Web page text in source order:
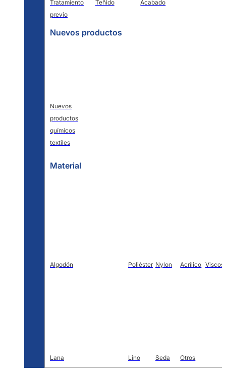
Tratamiento
previo
Teñido Acabado
Nuevos productos
Nuevos
productos
químicos
textiles
Material
Algodón Poliéster Nylon Acrílico
Lana Lino Seda Otros